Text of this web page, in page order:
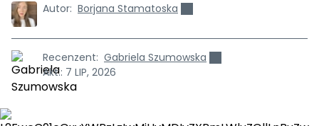
Autor: Borjana Stamatoska
Recenzent: Gabriela Szumowska
Akt.: 7 LIP, 2026